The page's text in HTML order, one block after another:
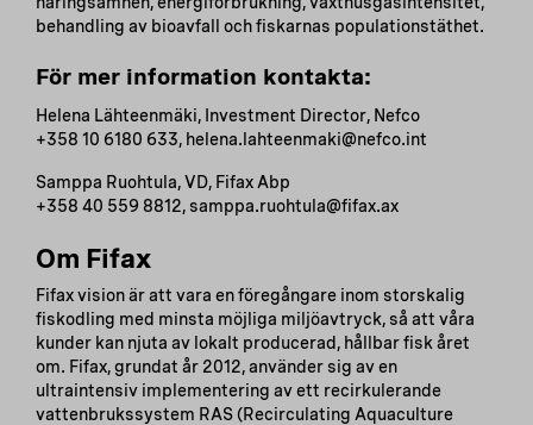
behandling av bioavfall och fiskarnas populationstäthet.
För mer information kontakta:
Helena Lähteenmäki, Investment Director, Nefco
+358 10 6180 633, helena.lahteenmaki@nefco.int
Samppa Ruohtula, VD, Fifax Abp
+358 40 559 8812, samppa.ruohtula@fifax.ax
Om Fifax
Fifax vision är att vara en föregångare inom storskalig
fiskodling med minsta möjliga miljöavtryck, så att våra
kunder kan njuta av lokalt producerad, hållbar fisk året
om. Fifax, grundat år 2012, använder sig av en
ultraintensiv implementering av ett recirkulerande
vattenbrukssystem RAS (Recirculating Aquaculture